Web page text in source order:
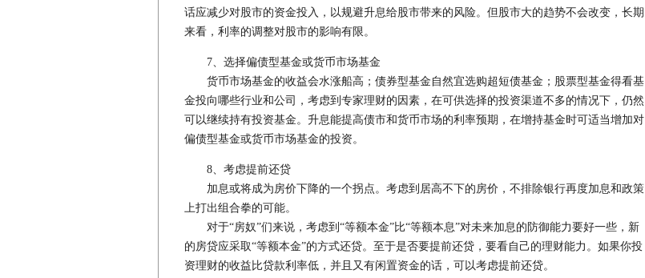
话应减少对股市的资金投入，以规避升息给股市带来的风险。但股市大的趋势不会改变，长期
来看，利率的调整对股市的影响有限。
7、选择偏债型基金或货币市场基金
货币市场基金的收益会水涨船高；债券型基金自然宜选购超短债基金；股票型基金得看基
金投向哪些行业和公司，考虑到专家理财的因素，在可供选择的投资渠道不多的情况下，仍然
可以继续持有投资基金。升息能提高债市和货币市场的利率预期，在增持基金时可适当增加对
偏债型基金或货币市场基金的投资。
8、考虑提前还贷
加息或将成为房价下降的一个拐点。考虑到居高不下的房价，不排除银行再度加息和政策
上打出组合拳的可能。
对于“房奴”们来说，考虑到“等额本金”比“等额本息”对未来加息的防御能力要好一些，新
的房贷应采取“等额本金”的方式还贷。至于是否要提前还贷，要看自己的理财能力。如果你投
资理财的收益比贷款利率低，并且又有闲置资金的话，可以考虑提前还贷。